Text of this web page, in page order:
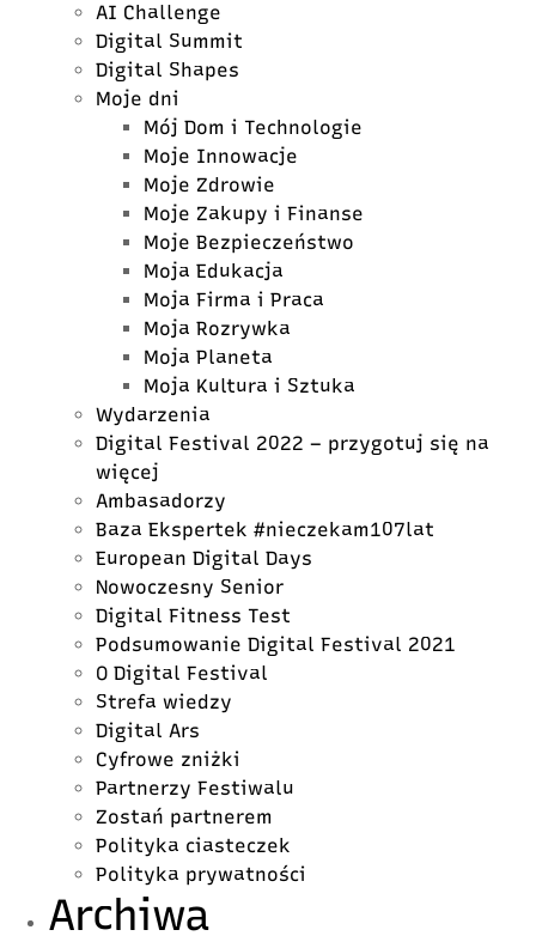
AI Challenge
Digital Summit
Digital Shapes
Moje dni
Mój Dom i Technologie
Moje Innowacje
Moje Zdrowie
Moje Zakupy i Finanse
Moje Bezpieczeństwo
Moja Edukacja
Moja Firma i Praca
Moja Rozrywka
Moja Planeta
Moja Kultura i Sztuka
Wydarzenia
Digital Festival 2022 – przygotuj się na
więcej
Ambasadorzy
Baza Ekspertek #nieczekam107lat
European Digital Days
Nowoczesny Senior
Digital Fitness Test
Podsumowanie Digital Festival 2021
O Digital Festival
Strefa wiedzy
Digital Ars
Cyfrowe zniżki
Partnerzy Festiwalu
Zostań partnerem
Polityka ciasteczek
Polityka prywatności
Archiwa